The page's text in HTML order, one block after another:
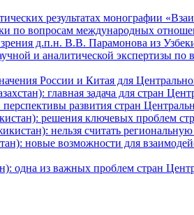
результатах монографии
по вопросам международных
д.п.н. В.В. Парамонова из
и аналитической экспертизы
России и Китая для
главная задача для стран
развития стран
решения ключевых проблем
нельзя считать
новые возможности для
одна из важных проблем стран